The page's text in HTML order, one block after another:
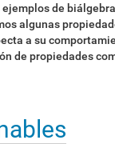
de
algunas
a su
de propiedades